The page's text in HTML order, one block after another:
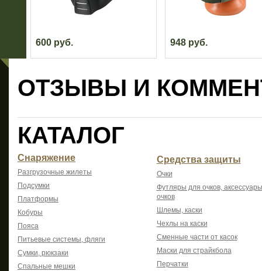
600 руб. 948 руб.
ОТЗЫВЫ И
КАТАЛОГ
Снаряжение
Разгрузочные жилеты
Подсумки
Платформы
Кобуры
Пояса
Питьевые системы, фляги
Сумки, рюкзаки
Спальные мешки
Средства защиты
Очки
Футляры для очков,
очков
Шлемы, каски
Чехлы на каски
Сменные части от касок
Маски для страйкбола
Перчатки